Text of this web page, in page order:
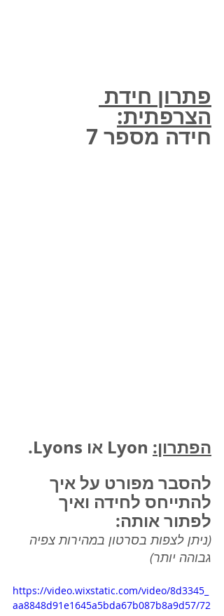
פתרון חידת
הצרפתית:
חידה מספר 7
הפתרון:
להסבר מפורט על איך
להתייחס לחידה ואיך
לפתור אותה:
(ניתן לצפות בסרטון במהירות צפיה
גבוהה יותר)
https://video.wixstatic.com/video/8d3345_
aa8848d91e1645a5bda67b087b8a9d57/72